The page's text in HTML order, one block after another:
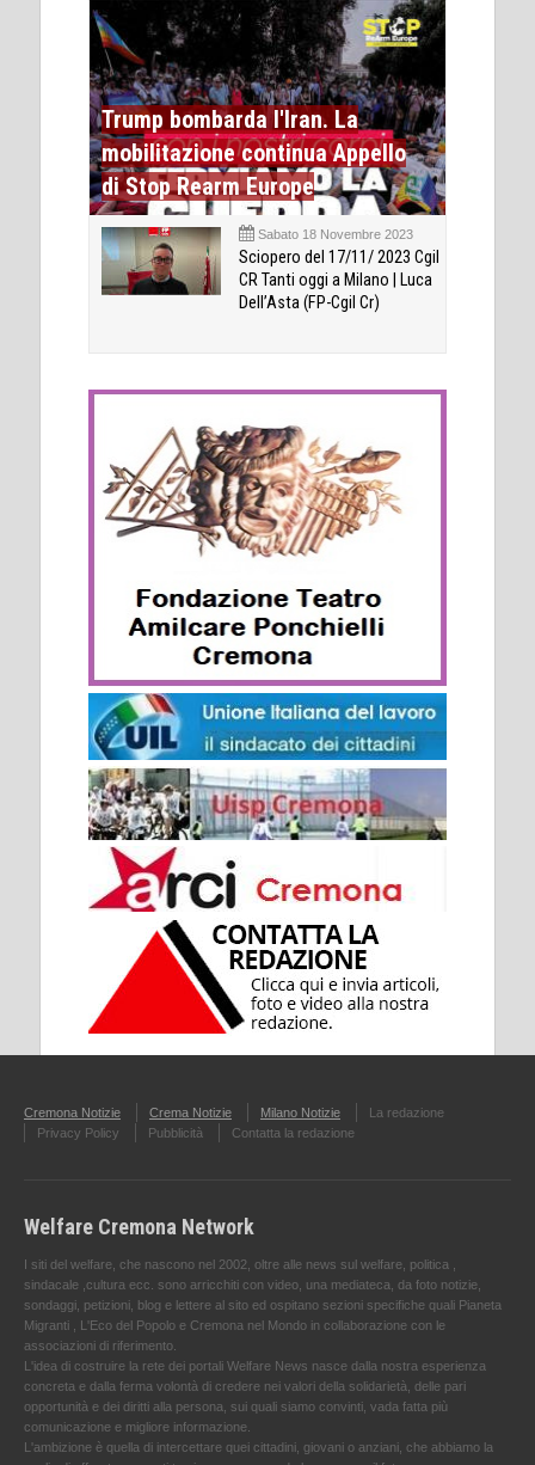
Trump bombarda l'Iran. La
mobilitazione continua Appello
di Stop Rearm Europe
Sabato 18 Novembre 2023
Sciopero del 17/11/ 2023 Cgil
CR Tanti oggi a Milano | Luca
Dell’Asta (FP-Cgil Cr)
Cremona Notizie Crema Notizie Milano Notizie
La redazione
Privacy Policy
Pubblicità Contatta la redazione
Welfare Cremona Network
I siti del welfare, che nascono nel 2002, oltre alle news sul welfare, politica ,
sindacale ,cultura ecc. sono arricchiti con video, una mediateca, da foto notizie,
sondaggi, petizioni, blog e lettere al sito ed ospitano sezioni specifiche quali Pianeta
Migranti , L'Eco del Popolo e Cremona nel Mondo in collaborazione con le
associazioni di riferimento.
L'idea di costruire la rete dei portali Welfare News nasce dalla nostra esperienza
concreta e dalla ferma volontà di credere nei valori della solidarietà, delle pari
opportunità e dei diritti alla persona, sui quali siamo convinti, vada fatta più
comunicazione e migliore informazione.
L'ambizione è quella di intercettare quei cittadini, giovani o anziani, che abbiamo la